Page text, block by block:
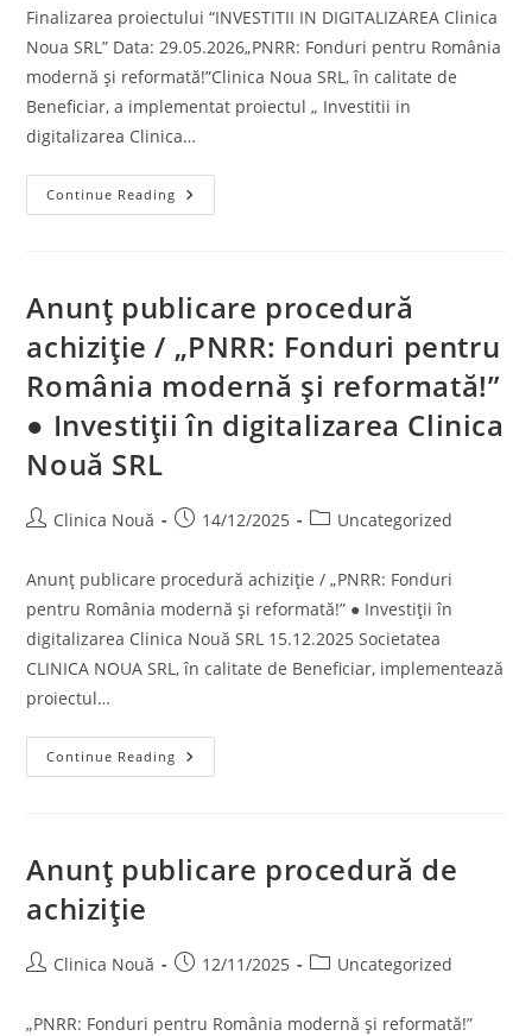
Finalizarea proiectului “INVESTITII IN DIGITALIZAREA Clinica
Noua SRL” Data: 29.05.2026„PNRR: Fonduri pentru România
modernă și reformată!”Clinica Noua SRL, în calitate de
Beneficiar, a implementat proiectul „ Investitii in
digitalizarea Clinica…
Continue Reading
Anunț publicare procedură
achiziție / „PNRR: Fonduri pentru
România modernă și reformată!”
● Investiții în digitalizarea Clinica
Nouă SRL
Clinica Nouă 14/12/2025 Uncategorized
Anunț publicare procedură achiziție / „PNRR: Fonduri
pentru România modernă și reformată!” ● Investiții în
digitalizarea Clinica Nouă SRL 15.12.2025 Societatea
CLINICA NOUA SRL, în calitate de Beneficiar, implementează
proiectul…
Continue Reading
Anunț publicare procedură de
achiziție
Clinica Nouă 12/11/2025 Uncategorized
„PNRR: Fonduri pentru România modernă și reformată!”